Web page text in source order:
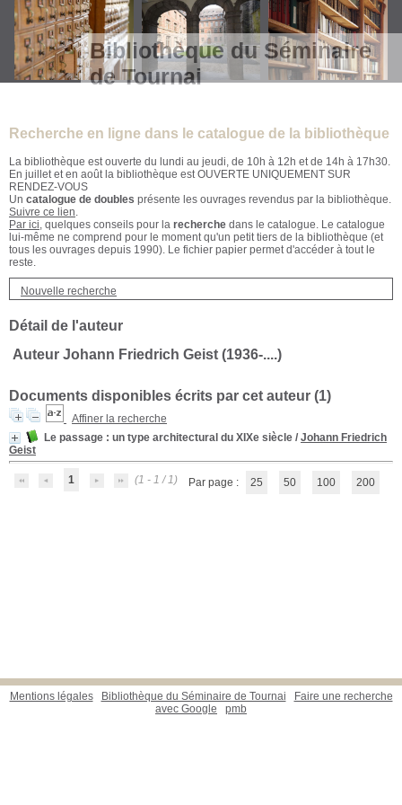
Bibliothèque du Séminaire
de Tournai
Recherche en ligne dans le catalogue de la bibliothèque
La bibliothèque est ouverte du lundi au jeudi, de 10h à 12h et de 14h à 17h30.
En juillet et en août la bibliothèque est OUVERTE UNIQUEMENT SUR
RENDEZ-VOUS
Un catalogue de doubles présente les ouvrages revendus par la bibliothèque.
Suivre ce lien.
Par ici, quelques conseils pour la recherche dans le catalogue. Le catalogue
lui-même ne comprend pour le moment qu'un petit tiers de la bibliothèque (et
tous les ouvrages depuis 1990). Le fichier papier permet d'accéder à tout le
reste.
Nouvelle recherche
Détail de l'auteur
Auteur Johann Friedrich Geist (1936-....)
Documents disponibles écrits par cet auteur (1)
Affiner la recherche
Le passage : un type architectural du XIXe siècle / Johann Friedrich
Geist
1 (1 - 1 / 1) Par page : 25 50 100 200
Mentions légales Bibliothèque du Séminaire de Tournai
Faire une recherche
avec Google
pmb